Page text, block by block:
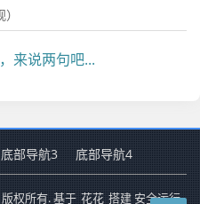
来说两句吧...
底部导航3 底部导航4
版权所有. 基于 花花 搭建 安全运行